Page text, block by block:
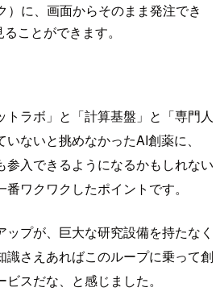
）に、画面からそのまま発注でき
ことができます。
トラボ」と「計算基盤」と「専門人
ないと挑めなかったAI創薬に、
参入できるようになるかもしれない
ワクワクしたポイントです。
プが、巨大な研究設備を持たなく
識さえあればこのループに乗って創
スだな、と感じました。